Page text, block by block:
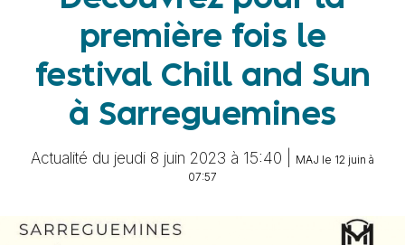
première fois le
festival Chill and Sun
à Sarreguemines
Actualité du jeudi 8 juin 2023 à 15:40 |
MAJ le 12 juin à
07:57